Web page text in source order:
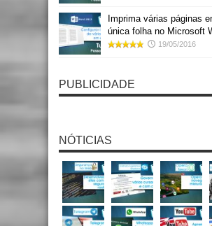
Imprima várias páginas
única folha no Microsoft
19/05/2016
PUBLICIDADE
NÓTICIAS